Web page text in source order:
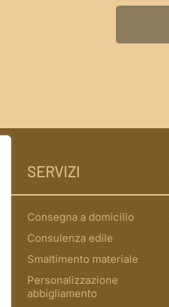
SERVIZI
Consegna a domicilio
Consulenza edile
Smaltimento materiale
Personalizzazione
abbigliamento